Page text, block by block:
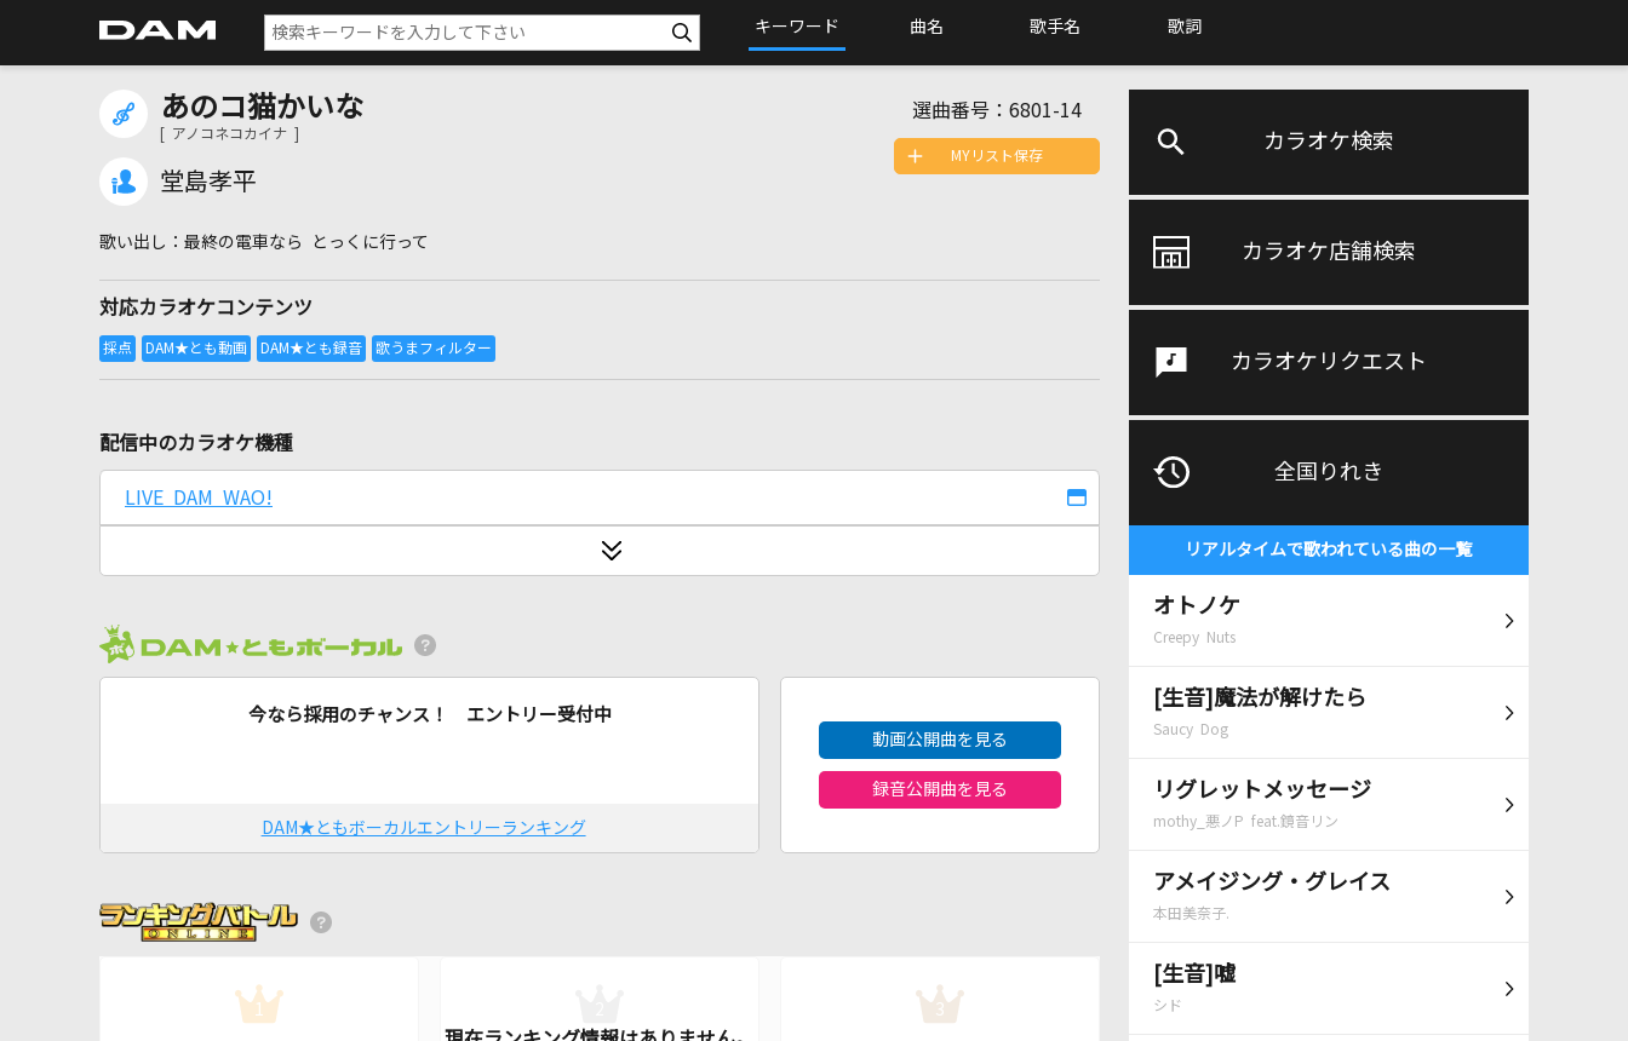
キーワード 曲名 歌手名 歌詞
カラオケ検索
カラオケ店舗検索
カラオケリクエスト
全国りれき
リアルタイムで歌われている曲の一覧
オトノケ
Creepy Nuts
[生音]魔法が解けたら
Saucy Dog
リグレットメッセージ
mothy_悪ノP feat.鏡音リン
アメイジング・グレイス
本田美奈子.
[生音]嘘
シド
あのコ猫かいな
[ アノコネコカイナ ]
堂島孝平
選曲番号： 6801-14
最終の電車なら とっくに行って
対応カラオケコンテンツ
MYリスト保存
配信中のカラオケ機種
LIVE DAM WAO!
今なら採用のチャンス！ エントリー受付中
DAM★ともボーカルエントリーランキング
動画公開曲を見る
録音公開曲を見る
1 3